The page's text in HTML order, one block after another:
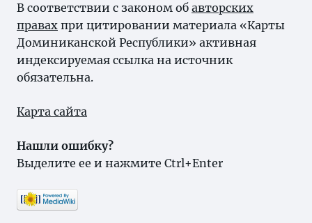
В соответствии с законом об авторских
правах при цитировании материала «Карты
Доминиканской Республики» активная
индексируемая ссылка на источник
обязательна.
Карта сайта
Нашли ошибку?
Выделите ее и нажмите Ctrl+Enter